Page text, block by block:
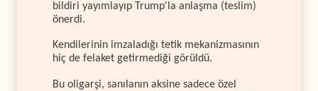
bildiri yayımlayıp Trump'la anlaşma (teslim)
önerdi.
Kendilerinin imzaladığı tetik mekanizmasının
hiç de felaket getirmediği görüldü.
Bu oligarşi, sanılanın aksine sadece özel